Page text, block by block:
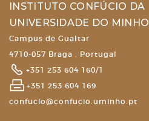
INSTITUTO CONFÚCIO DA
UNIVERSIDADE DO MINHO
Campus de Gualtar
4710-057 Braga . Portugal
+351 253 604 160/1
+351 253 604 169
confucio@confucio.uminho.pt